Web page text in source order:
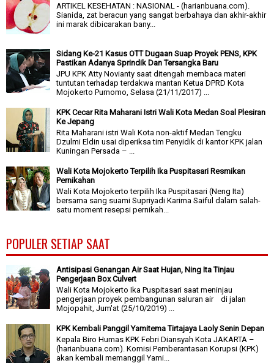
ARTIKEL KESEHATAN : NASIONAL - (harianbuana.com).
Sianida, zat beracun yang sangat berbahaya dan akhir-akhir
ini marak dibicarakan bany...
Sidang Ke-21 Kasus OTT Dugaan Suap Proyek PENS, KPK
Pastikan Adanya Sprindik Dan Tersangka Baru
JPU KPK Atty Novianty saat ditengah membaca materi
tuntutan terhadap terdakwa mantan Ketua DPRD Kota
Mojokerto Purnomo, Selasa (21/11/2017) ...
KPK Cecar Rita Maharani Istri Wali Kota Medan Soal Plesiran
Ke Jepang
Rita Maharani istri Wali Kota non-aktif Medan Tengku
Dzulmi Eldin usai diperiksa tim Penyidik di kantor KPK jalan
Kuningan Persada – ...
Wali Kota Mojokerto Terpilih Ika Puspitasari Resmikan
Pernikahan
Wali Kota Mojokerto terpilih Ika Puspitasari (Neng Ita)
bersama sang suami Supriyadi Karima Saiful dalam salah-
satu moment resepsi pernikah...
POPULER SETIAP SAAT
Antisipasi Genangan Air Saat Hujan, Ning Ita Tinjau
Pengerjaan Box Culvert
Wali Kota Mojokerto Ika Puspitasari saat meninjau
pengerjaan proyek pembangunan saluran air di jalan
Mojopahit, Jum'at (25/10/2019) ...
KPK Kembali Panggil Yamitema Tirtajaya Laoly Senin Depan
Kepala Biro Humas KPK Febri Diansyah Kota JAKARTA –
(harianbuana.com). Komisi Pemberantasan Korupsi (KPK)
akan kembali memanggil Yami...